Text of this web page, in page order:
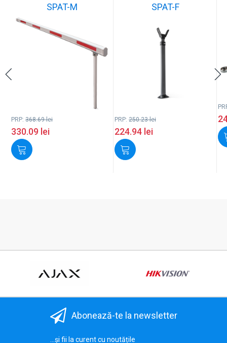
SPAT-M
PRP: 368.69lei
330.09 lei
SPAT-F
PRP: 250.23lei
224.94 lei
Abonează-te la newsletter
...și fii la curent cu noutățile